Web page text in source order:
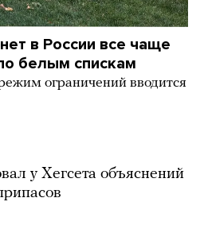
в России все чаще
белым спискам
ограничений вводится
у Хегсета объяснений